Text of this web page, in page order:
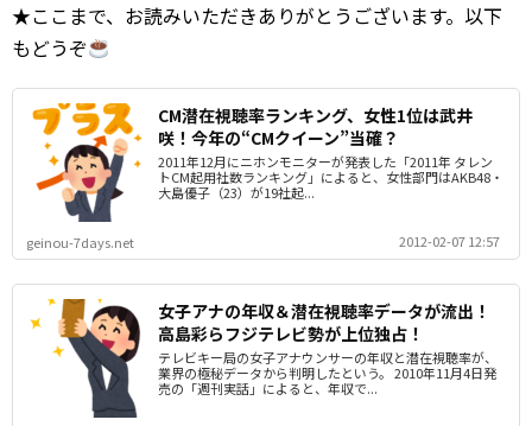
★ここまで、お読みいただきありがとうございます。以下
もどうぞ
CM潜在視聴率ランキング、女性1位は武井
咲！今年の“CMクイーン”当確？
2011年12月にニホンモニターが発表した「2011年 タレン
トCM起用社数ランキング」によると、女性部門はAKB48・
大島優子（23）が19社起...
geinou-7days.net 2012-02-07 12:57
女子アナの年収＆潜在視聴率データが流出！
高島彩らフジテレビ勢が上位独占！
テレビキー局の女子アナウンサーの年収と潜在視聴率が、
業界の極秘データから判明したという。 2010年11月4日発
売の「週刊実話」によると、年収で...